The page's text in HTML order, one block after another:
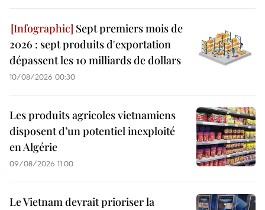
Sept premiers mois de
2026 : sept produits d'exportation
dépassent les 10 milliards de dollars
10/08/2026 00:30
Les produits agricoles vietnamiens
disposent d’un potentiel inexploité
en Algérie
09/08/2026 11:00
Le Vietnam devrait prioriser la